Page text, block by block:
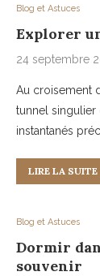
Blog et Astuces
Explorer
24 septembre
Au croisement
tunnel singulier
instantanés
LIRE LA SUITE
Blog et Astuces
Dormir
souvenir